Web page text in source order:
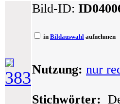
383
Bild-ID:
in Bildauswahl aufnehmen
Nutzung: nur
Stichwörter: